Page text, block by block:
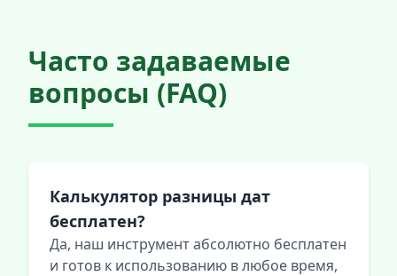
Часто задаваемые
вопросы (FAQ)
Калькулятор разницы дат
бесплатен?
Да, наш инструмент абсолютно бесплатен
и готов к использованию в любое время,